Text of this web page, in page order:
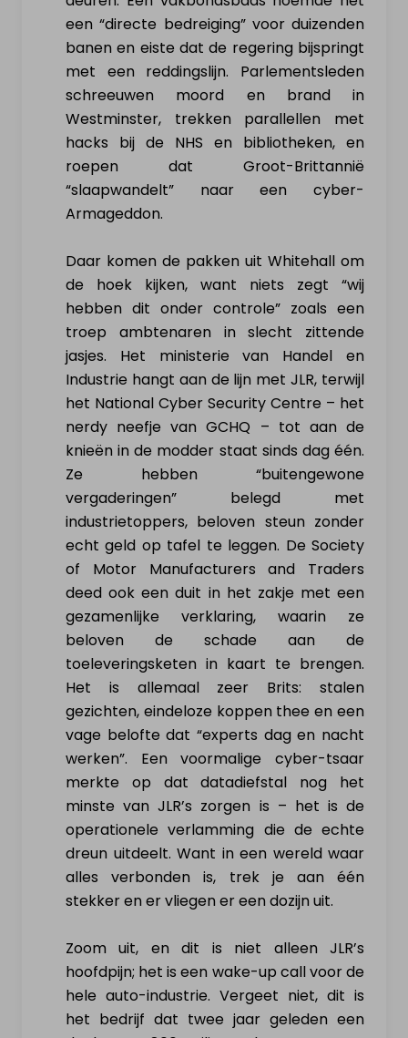
een “directe bedreiging” voor duizenden
banen en eiste dat de regering bijspringt
met een reddingslijn. Parlementsleden
schreeuwen moord en brand in
Westminster, trekken parallellen met
hacks bij de NHS en bibliotheken, en
roepen dat Groot-Brittannië
“slaapwandelt” naar een cyber-
Armageddon.
Daar komen de pakken uit Whitehall om
de hoek kijken, want niets zegt “wij
hebben dit onder controle” zoals een
troep ambtenaren in slecht zittende
jasjes. Het ministerie van Handel en
Industrie hangt aan de lijn met JLR, terwijl
het National Cyber Security Centre – het
nerdy neefje van GCHQ – tot aan de
knieën in de modder staat sinds dag één.
Ze hebben “buitengewone
vergaderingen” belegd met
industrietoppers, beloven steun zonder
echt geld op tafel te leggen. De Society
of Motor Manufacturers and Traders
deed ook een duit in het zakje met een
gezamenlijke verklaring, waarin ze
beloven de schade aan de
toeleveringsketen in kaart te brengen.
Het is allemaal zeer Brits: stalen
gezichten, eindeloze koppen thee en een
vage belofte dat “experts dag en nacht
werken”. Een voormalige cyber-tsaar
merkte op dat datadiefstal nog het
minste van JLR’s zorgen is – het is de
operationele verlamming die de echte
dreun uitdeelt. Want in een wereld waar
alles verbonden is, trek je aan één
stekker en er vliegen er een dozijn uit.
Zoom uit, en dit is niet alleen JLR’s
hoofdpijn; het is een wake-up call voor de
hele auto-industrie. Vergeet niet, dit is
het bedrijf dat twee jaar geleden een